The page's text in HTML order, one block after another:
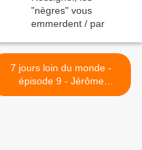
7 jours loin du monde -
épisode 9 - Jérôme
Reijasse (Anges téléréalité,